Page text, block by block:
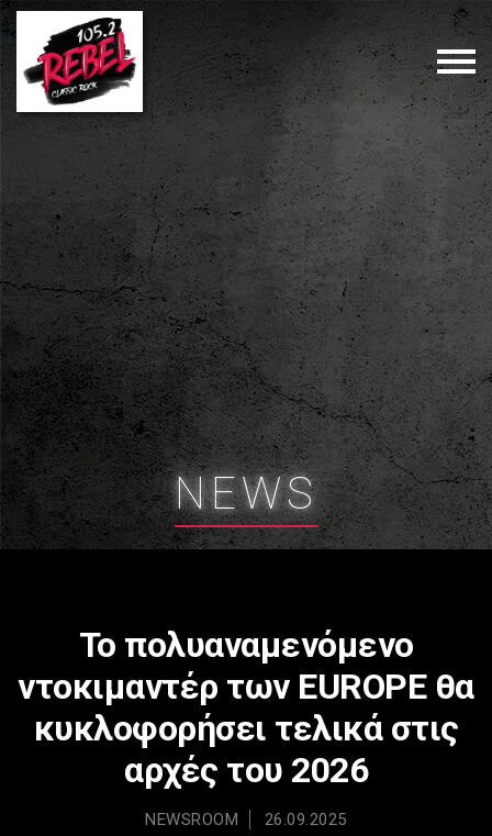
NEWS
Το πολυαναμενόμενο
ντοκιμαντέρ των EUROPE θα
κυκλοφορήσει τελικά στις
αρχές του 2026
NEWSROOM 26.09.2025